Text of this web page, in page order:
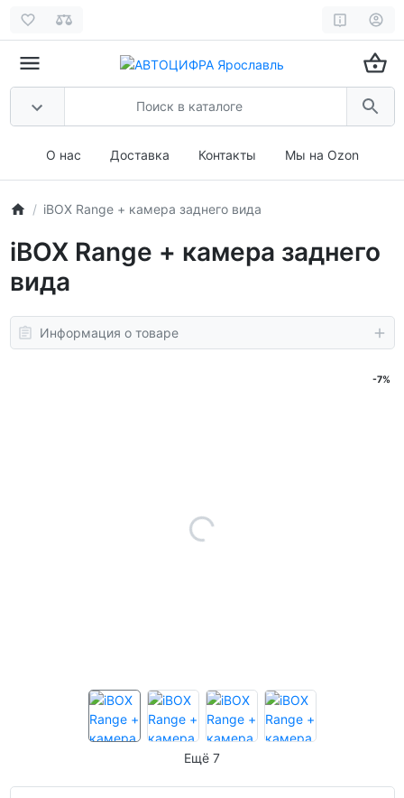
О нас Доставка Контакты Мы на Ozon
iBOX Range + камера заднего вида
iBOX Range + камера заднего
вида
Информация о товаре
Ещё 7
-7%